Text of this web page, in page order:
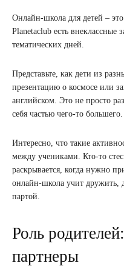
Онлайн-школа для детей –
Planetaclub есть внеклассные
тематических дней.
Представьте, как дети из
презентацию о космосе или
английском. Это не просто
себя частью чего-то большего.
Интересно, что такие
между учениками. Кто-то
раскрывается, когда нужно
онлайн-школа учит дружить,
партой.
Роль
партнеры